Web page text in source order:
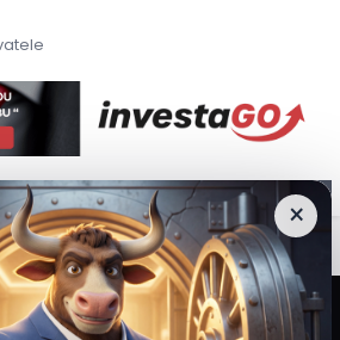
Putin v pátek prohlásil, že zvěsti
×
zveřejněné na internetových stránkách